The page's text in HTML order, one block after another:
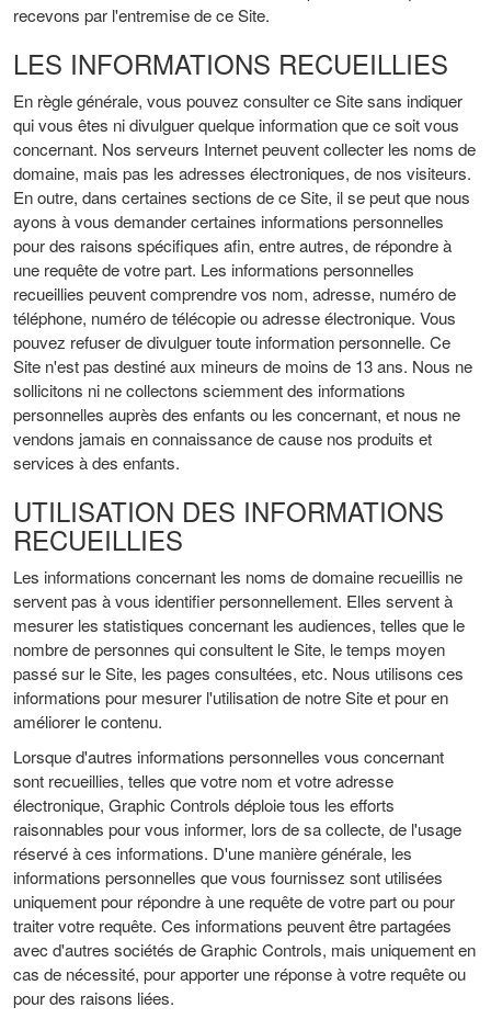
recevons par l'entremise de ce Site.
LES INFORMATIONS RECUEILLIES
En règle générale, vous pouvez consulter ce Site sans indiquer
qui vous êtes ni divulguer quelque information que ce soit vous
concernant. Nos serveurs Internet peuvent collecter les noms de
domaine, mais pas les adresses électroniques, de nos visiteurs.
En outre, dans certaines sections de ce Site, il se peut que nous
ayons à vous demander certaines informations personnelles
pour des raisons spécifiques afin, entre autres, de répondre à
une requête de votre part. Les informations personnelles
recueillies peuvent comprendre vos nom, adresse, numéro de
téléphone, numéro de télécopie ou adresse électronique. Vous
pouvez refuser de divulguer toute information personnelle. Ce
Site n'est pas destiné aux mineurs de moins de 13 ans. Nous ne
sollicitons ni ne collectons sciemment des informations
personnelles auprès des enfants ou les concernant, et nous ne
vendons jamais en connaissance de cause nos produits et
services à des enfants.
UTILISATION DES INFORMATIONS
RECUEILLIES
Les informations concernant les noms de domaine recueillis ne
servent pas à vous identifier personnellement. Elles servent à
mesurer les statistiques concernant les audiences, telles que le
nombre de personnes qui consultent le Site, le temps moyen
passé sur le Site, les pages consultées, etc. Nous utilisons ces
informations pour mesurer l'utilisation de notre Site et pour en
améliorer le contenu.
Lorsque d'autres informations personnelles vous concernant
sont recueillies, telles que votre nom et votre adresse
électronique, Graphic Controls déploie tous les efforts
raisonnables pour vous informer, lors de sa collecte, de l'usage
réservé à ces informations. D'une manière générale, les
informations personnelles que vous fournissez sont utilisées
uniquement pour répondre à une requête de votre part ou pour
traiter votre requête. Ces informations peuvent être partagées
avec d'autres sociétés de Graphic Controls, mais uniquement en
cas de nécessité, pour apporter une réponse à votre requête ou
pour des raisons liées.